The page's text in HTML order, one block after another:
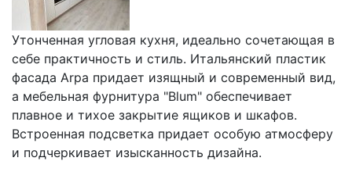
Утонченная угловая кухня, идеально сочетающая в
себе практичность и стиль. Итальянский пластик
фасада Arpa придает изящный и современный вид,
а мебельная фурнитура "Blum" обеспечивает
плавное и тихое закрытие ящиков и шкафов.
Встроенная подсветка придает особую атмосферу
и подчеркивает изысканность дизайна.